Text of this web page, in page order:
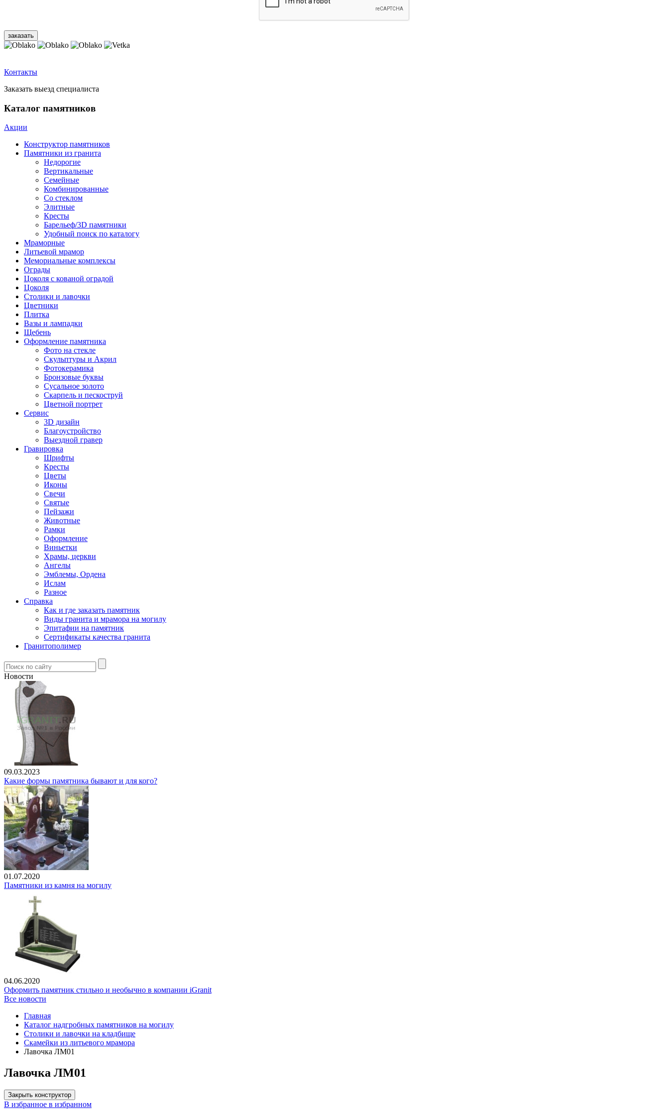
Контакты
Заказать выезд специалиста
Каталог памятников
Акции
Конструктор памятников
Памятники из гранита
Недорогие
Вертикальные
Семейные
Комбинированные
Со стеклом
Элитные
Кресты
Барельеф/3D памятники
Удобный поиск по каталогу
Мраморные
Литьевой мрамор
Мемориальные комплексы
Ограды
Цоколя с кованой оградой
Цоколя
Столики и лавочки
Цветники
Плитка
Вазы и лампадки
Щебень
Оформление памятника
Фото на стекле
Скульптуры и Акрил
Фотокерамика
Бронзовые буквы
Сусальное золото
Скарпель и пескоструй
Цветной портрет
Сервис
3D дизайн
Благоустройство
Выездной гравер
Гравировка
Шрифты
Кресты
Цветы
Иконы
Свечи
Святые
Пейзажи
Животные
Рамки
Оформление
Виньетки
Храмы, церкви
Ангелы
Эмблемы, Ордена
Ислам
Разное
Справка
Как и где заказать памятник
Виды гранита и мрамора на могилу
Эпитафии на памятник
Сертификаты качества гранита
Гранитополимер
Новости
09.03.2023
Какие формы памятника бывают и для кого?
01.07.2020
Памятники из камня на могилу
04.06.2020
Оформить памятник стильно и необычно в компании iGranit
Все новости
Главная
Каталог надгробных памятников на могилу
Столики и лавочки на кладбище
Скамейки из литьевого мрамора
Лавочка ЛМ01
Лавочка ЛМ01
Закрыть конструктор
В избранное в избранном